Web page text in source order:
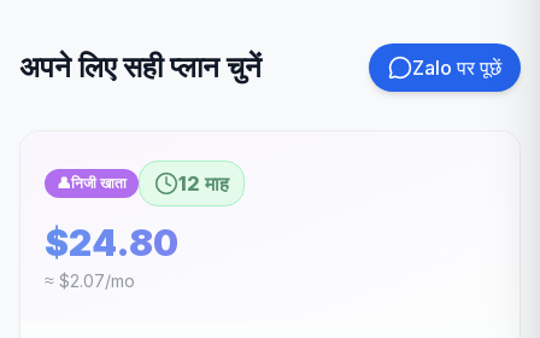
अपने लिए सही प्लान चुनें Zalo पर पूछें
👤निजी खाता 12 माह
$24.80
≈ $2.07/mo